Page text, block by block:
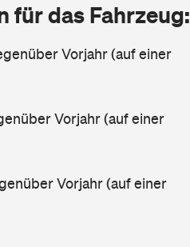
für das Fahrzeug:
Vorjahr (auf einer
Vorjahr (auf einer
Vorjahr (auf einer